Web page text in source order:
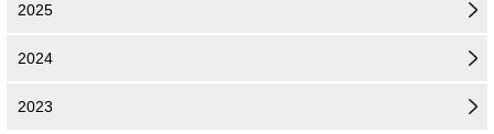
2025
2024
2023